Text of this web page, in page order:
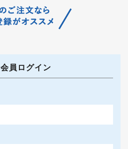
会員ログイン